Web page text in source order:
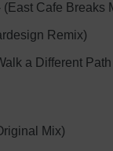
Cafe Breaks
Remix)
a Different Path
Mix)